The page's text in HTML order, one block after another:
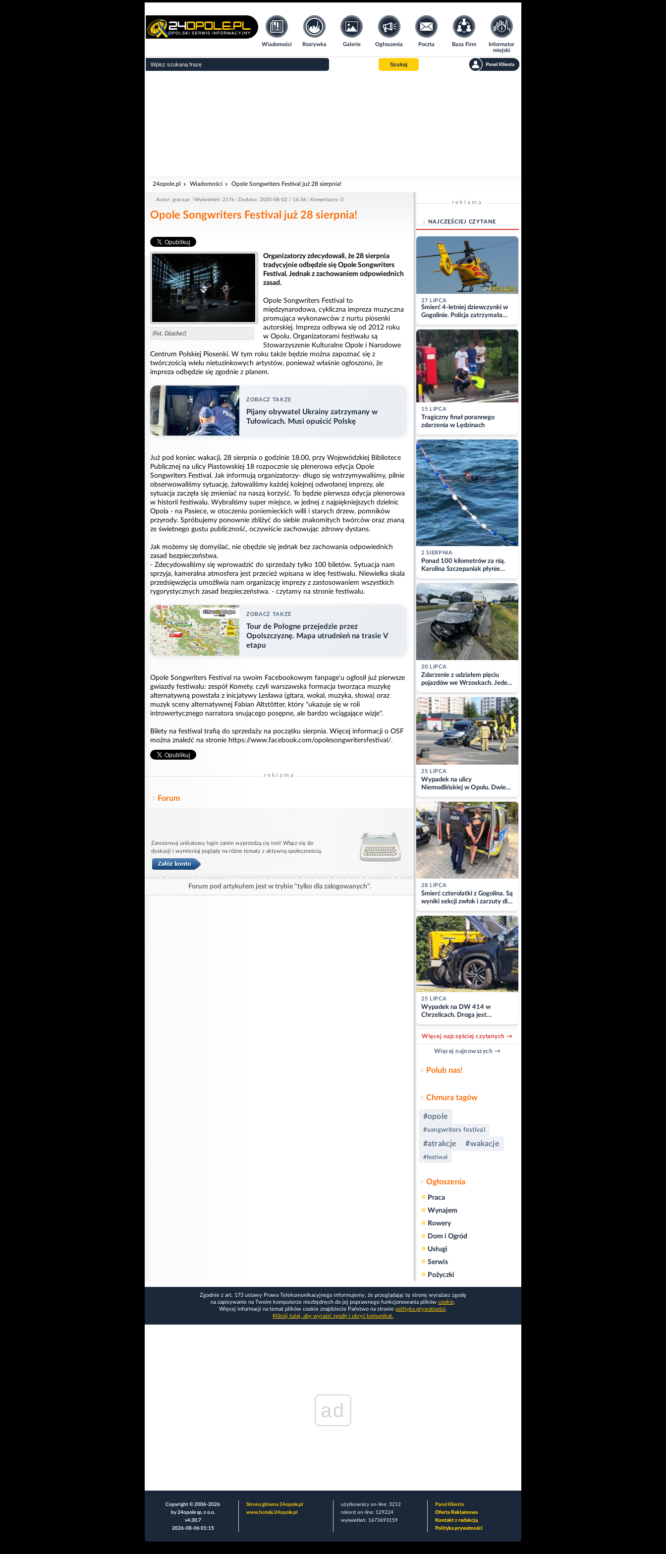
Wiadomości Rozrywka Galerie Ogłoszenia Poczta Baza Firm
Informator
miejski
Szukaj
24opole.pl Wiadomości Opole Songwriters Festival już 28 sierpnia!
Autor: grace.pr Wyświetleń: 2176 Dodano: 2020-08-02 / 16:36 Komentarzy: 0
Opole Songwriters Festival już 28 sierpnia!
(Fot. Dżacheć)
Organizatorzy zdecydowali, że 28 sierpnia
tradycyjnie odbędzie się Opole Songwriters
Festival. Jednak z zachowaniem odpowiednich
zasad.
Opole Songwriters Festival to
międzynarodowa, cykliczna impreza muzyczna
promująca wykonawców z nurtu piosenki
autorskiej. Impreza odbywa się od 2012 roku
w Opolu. Organizatorami festiwalu są
Stowarzyszenie Kulturalne Opole i Narodowe
Centrum Polskiej Piosenki. W tym roku także będzie można zapoznać się z
twórczością wielu nietuzinkowych artystów, ponieważ właśnie ogłoszono, że
impreza odbędzie się zgodnie z planem.
ZOBACZ TAKZE
Pijany obywatel Ukrainy zatrzymany w
Tułowicach. Musi opuścić Polskę
Już pod koniec wakacji, 28 sierpnia o godzinie 18.00, przy Wojewódzkiej Bibliotece
Publicznej na ulicy Piastowskiej 18 rozpocznie się plenerowa edycja Opole
Songwriters Festival. Jak informują organizatorzy- długo się wstrzymywaliśmy, pilnie
obserwowaliśmy sytuację, żałowaliśmy każdej kolejnej odwołanej imprezy, ale
sytuacja zaczęła się zmieniać na naszą korzyść. To będzie pierwsza edycja plenerowa
w historii festiwalu. Wybraliśmy super miejsce, w jednej z najpiękniejszych dzielnic
Opola - na Pasiece, w otoczeniu poniemieckich willi i starych drzew, pomników
przyrody. Spróbujemy ponownie zbliżyć do siebie znakomitych twórców oraz znaną
ze świetnego gustu publiczność, oczywiście zachowując zdrowy dystans.
Jak możemy się domyślać, nie obędzie się jednak bez zachowania odpowiednich
zasad bezpieczeństwa.
- Zdecydowaliśmy się wprowadzić do sprzedaży tylko 100 biletów. Sytuacja nam
sprzyja, kameralna atmosfera jest przecież wpisana w ideę festiwalu. Niewielka skala
przedsięwzięcia umożliwia nam organizację imprezy z zastosowaniem wszystkich
rygorystycznych zasad bezpieczeństwa. - czytamy na stronie festiwalu.
ZOBACZ TAKZE
Tour de Pologne przejedzie przez
Opolszczyznę. Mapa utrudnień na trasie V
etapu
Opole Songwriters Festival na swoim Facebookowym fanpage'u ogłosił już pierwsze
gwiazdy festiwalu: zespół Komety, czyli warszawska formacja tworząca muzykę
alternatywną powstała z inicjatywy Lesława (gitara, wokal, muzyka, słowa) oraz
muzyk sceny alternatywnej Fabian Altstötter, który "ukazuje się w roli
introwertycznego narratora snującego posępne, ale bardzo wciągające wizje".
Bilety na festiwal trafią do sprzedaży na początku sierpnia. Więcej informacji o OSF
można znaleźć na stronie https://www.facebook.com/opolesongwritersfestival/.
reklama
Forum
Zarezerwuj unikatowy login zanim wyprzedzą cię inni! Włącz się do
dyskusji i wymieniaj poglądy na różne tematy z aktywną społecznością.
Forum pod artykułem jest w trybie "tylko dla zalogowanych".
reklama
NAJCZĘŚCIEJ CZYTANE
27 LIPCA
Śmierć 4-letniej dziewczynki w
Gogolinie. Policja zatrzymała
matkę
15 LIPCA
Tragiczny finał porannego
zdarzenia w Lędzinach
2 SIERPNIA
Ponad 100 kilometrów za nią.
Karolina Szczepaniak płynie
przez Bałtyk dla Piotra.
Aktualizacja
20 LIPCA
Zdarzenie z udziałem pięciu
pojazdów we Wrzoskach. Jeden
z kierowców zabrany w
kajdankach
25 LIPCA
Wypadek na ulicy
Niemodlińskiej w Opolu. Dwie
osoby w szpitalu
28 LIPCA
Śmierć czterolatki z Gogolina. Są
wyniki sekcji zwłok i zarzuty dla
matki
25 LIPCA
Wypadek na DW 414 w
Chrzelicach. Droga jest
zablokowana
Więcej najczęściej czytanych →
Więcej najnowszych →
Polub nas!
Chmura tagów
#opole
#songwriters festival
#atrakcje #wakacje
#festiwal
Ogłoszenia
» Praca
» Wynajem
» Rowery
» Dom i Ogród
» Usługi
» Serwis
» Pożyczki
Zgodnie z art. 173 ustawy Prawa Telekomunikacyjnego informujemy, że przeglądając tę stronę wyrażasz zgodę
na zapisywanie na Twoim komputerze niezbędnych do jej poprawnego funkcjonowania plików cookie.
Więcej informacji na temat plików cookie znajdziecie Państwo na stronie polityka prywatności.
Kliknij tutaj, aby wyrazić zgodę i ukryć komunikat.
ad
Copyright © 2006-2026
by 24opole sp. z o.o.
v4.30.7
2026-08-06 01:15
Strona główna 24opole.pl
www.hotele.24opole.pl
użytkownicy on-line: 3212
rekord on-line: 129224
wyświetleń: 1673693159
Panel Klienta
Oferta Reklamowa
Kontakt z redakcją
Polityka prywatności